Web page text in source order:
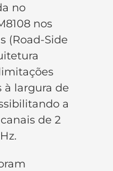
no
nos
(Road-Side
à largura de
a
de 2